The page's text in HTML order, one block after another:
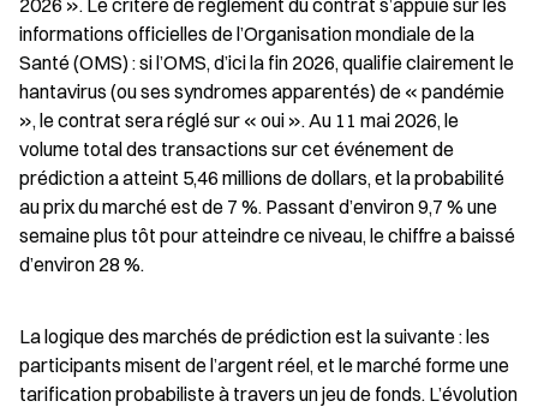
2026 ». Le critère de règlement du contrat s’appuie sur les
informations officielles de l’Organisation mondiale de la
Santé (OMS) : si l’OMS, d’ici la fin 2026, qualifie clairement le
hantavirus (ou ses syndromes apparentés) de « pandémie
», le contrat sera réglé sur « oui ». Au 11 mai 2026, le
volume total des transactions sur cet événement de
prédiction a atteint 5,46 millions de dollars, et la probabilité
au prix du marché est de 7 %. Passant d’environ 9,7 % une
semaine plus tôt pour atteindre ce niveau, le chiffre a baissé
d’environ 28 %.
La logique des marchés de prédiction est la suivante : les
participants misent de l’argent réel, et le marché forme une
tarification probabiliste à travers un jeu de fonds. L’évolution